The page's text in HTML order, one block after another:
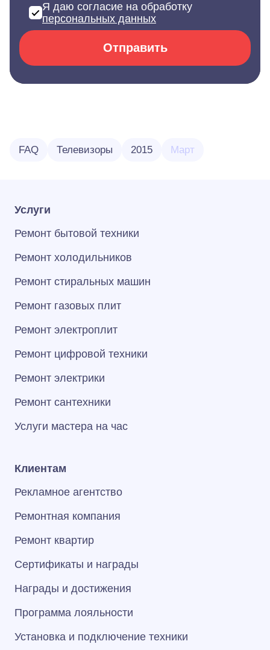
Я даю согласие на обработку
персональных данных
Отправить
FAQ Телевизоры 2015 Март
Услуги
Ремонт бытовой техники
Ремонт холодильников
Ремонт стиральных машин
Ремонт газовых плит
Ремонт электроплит
Ремонт цифровой техники
Ремонт электрики
Ремонт сантехники
Услуги мастера на час
Клиентам
Рекламное агентство
Ремонтная компания
Ремонт квартир
Сертификаты и награды
Награды и достижения
Программа лояльности
Установка и подключение техники